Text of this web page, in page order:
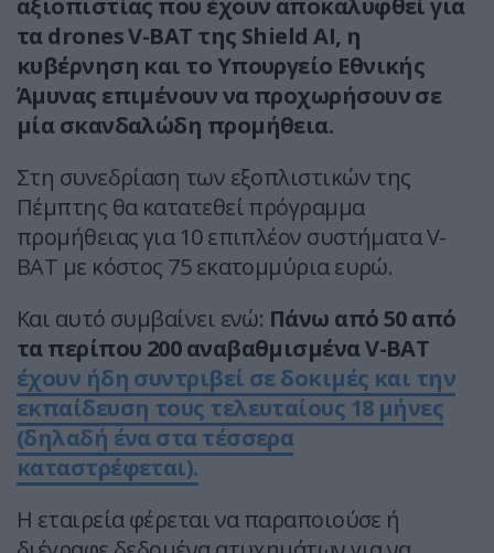
αξιοπιστίας που έχουν αποκαλυφθεί για
τα drones V-BAT της Shield AI, η
κυβέρνηση και το Υπουργείο Εθνικής
Άμυνας επιμένουν να προχωρήσουν σε
μία σκανδαλώδη προμήθεια.
Στη συνεδρίαση των εξοπλιστικών της
Πέμπτης θα κατατεθεί πρόγραμμα
προμήθειας για 10 επιπλέον συστήματα V-
BAT με κόστος 75 εκατομμύρια ευρώ.
Και αυτό συμβαίνει ενώ: Πάνω από 50 από
τα περίπου 200 αναβαθμισμένα V-BAT
έχουν ήδη συντριβεί σε δοκιμές και την
εκπαίδευση τους τελευταίους 18 μήνες
(δηλαδή ένα στα τέσσερα
καταστρέφεται).
Η εταιρεία φέρεται να παραποιούσε ή